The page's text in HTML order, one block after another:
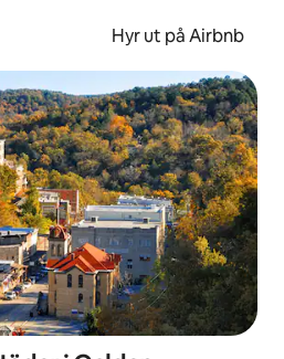
Hyr ut på Airbnb